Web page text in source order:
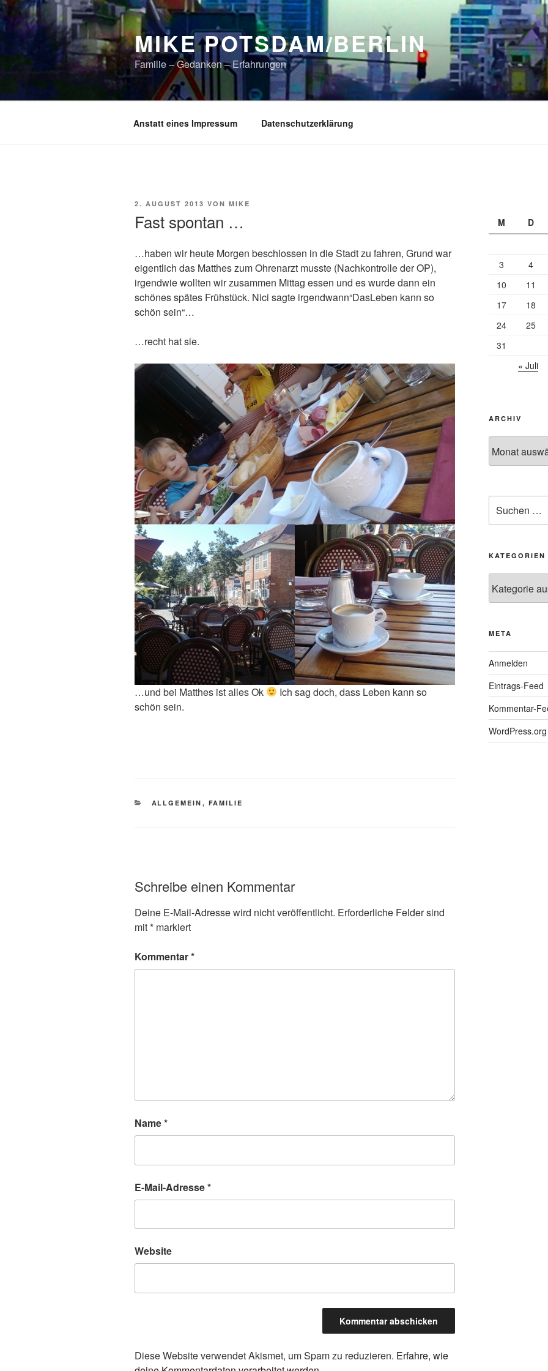
Zum
Inhalt
springen
MIKE POTSDAM/BERLIN
Familie – Gedanken – Erfahrungen
Anstatt eines Impressum Datenschutzerklärung
VERÖFFENTLICHT
2. AUGUST 2013 VON MIKE
Fast spontan …
…haben wir heute Morgen beschlossen in die Stadt zu fahren, Grund war
eigentlich das Matthes zum Ohrenarzt musste (Nachkontrolle der OP),
irgendwie wollten wir zusammen Mittag essen und es wurde dann ein
schönes spätes Frühstück. Nici sagte irgendwann“DasLeben kann so
schön sein“…
…recht hat sie.
…und bei Matthes ist alles Ok
Ich sag doch, dass Leben kann so
schön sein.
KATEGORIEN
ALLGEMEIN , FAMILIE
Schreibe einen Kommentar
Deine E-Mail-Adresse wird nicht veröffentlicht. Erforderliche Felder sind
mit* markiert
Kommentar*
Name*
E-Mail-Adresse*
Website
Diese Website verwendet Akismet, um Spam zu reduzieren. Erfahre, wie
M D
3
4
10
11
17
18
24
25
31
« Juli
ARCHIV
nach:
KATEGORIEN
META
Anmelden
Eintrags-Feed
Kommentar-
WordPress.org